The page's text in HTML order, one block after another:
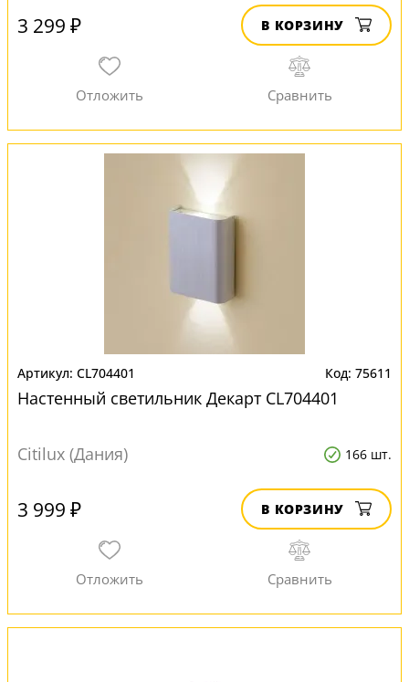
3 299 ₽ В КОРЗИНУ
CL704401 75611
Настенный светильник Декарт CL704401
Citilux (Дания) 166 шт.
3 999 ₽ В КОРЗИНУ